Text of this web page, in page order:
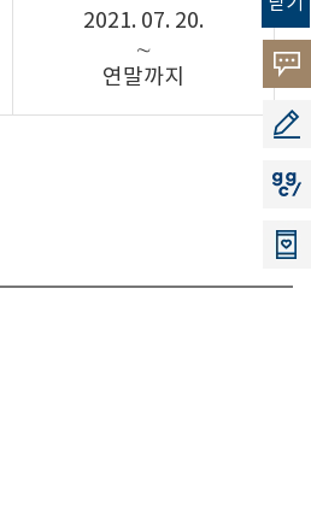
고객
소리
공모
지지
2021. 07. 20.
∼
연말까지